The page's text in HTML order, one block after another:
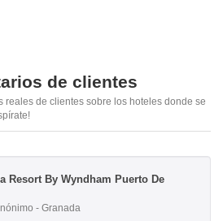
de clientes
reales de clientes sobre los hoteles donde se
Resort By Wyndham Puerto De
- Granada